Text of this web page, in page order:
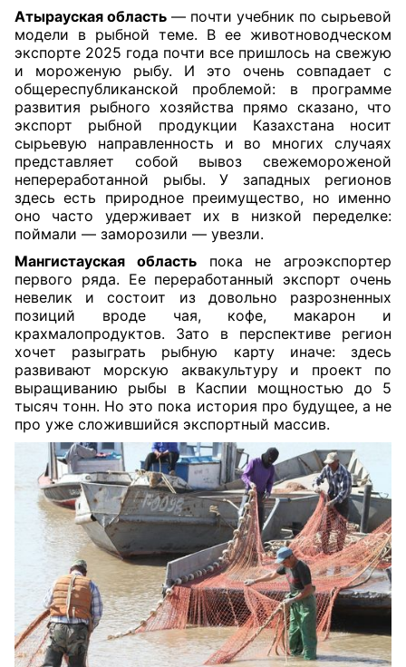
Атырауская область — почти учебник по сырьевой
модели в рыбной теме. В ее животноводческом
экспорте 2025 года почти все пришлось на свежую
и мороженую рыбу. И это очень совпадает с
общереспубликанской проблемой: в программе
развития рыбного хозяйства прямо сказано, что
экспорт рыбной продукции Казахстана носит
сырьевую направленность и во многих случаях
представляет собой вывоз свежемороженой
непереработанной рыбы. У западных регионов
здесь есть природное преимущество, но именно
оно часто удерживает их в низкой переделке:
поймали — заморозили — увезли.
Мангистауская областьпока не агроэкспортер
первого ряда. Ее переработанный экспорт очень
невелик и состоит из довольно разрозненных
позиций вроде чая, кофе, макарон и
крахмалопродуктов. Зато в перспективе регион
хочет разыграть рыбную карту иначе: здесь
развивают морскую аквакультуру и проект по
выращиванию рыбы в Каспии мощностью до 5
тысяч тонн. Но это пока история про будущее, а не
про уже сложившийся экспортный массив.